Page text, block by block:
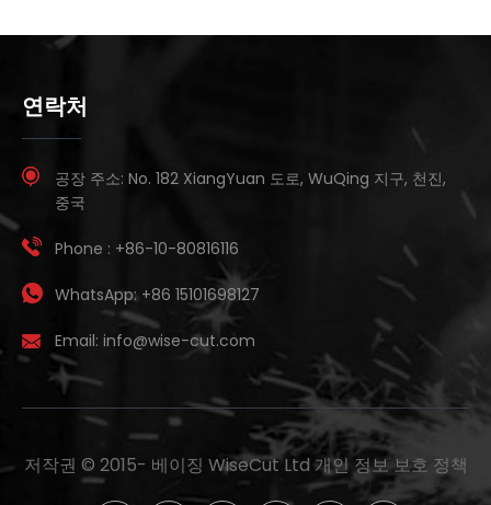
연락처
공장 주소: No. 182 XiangYuan 도로, WuQing 지구, 천진,
중국
Phone : +86-10-80816116
WhatsApp: +86 15101698127
Email: info@wise-cut.com
저작권 © 2015- 베이징 WiseCut Ltd 개인 정보 보호 정책